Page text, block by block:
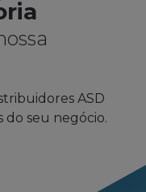
ASD
seu negócio.